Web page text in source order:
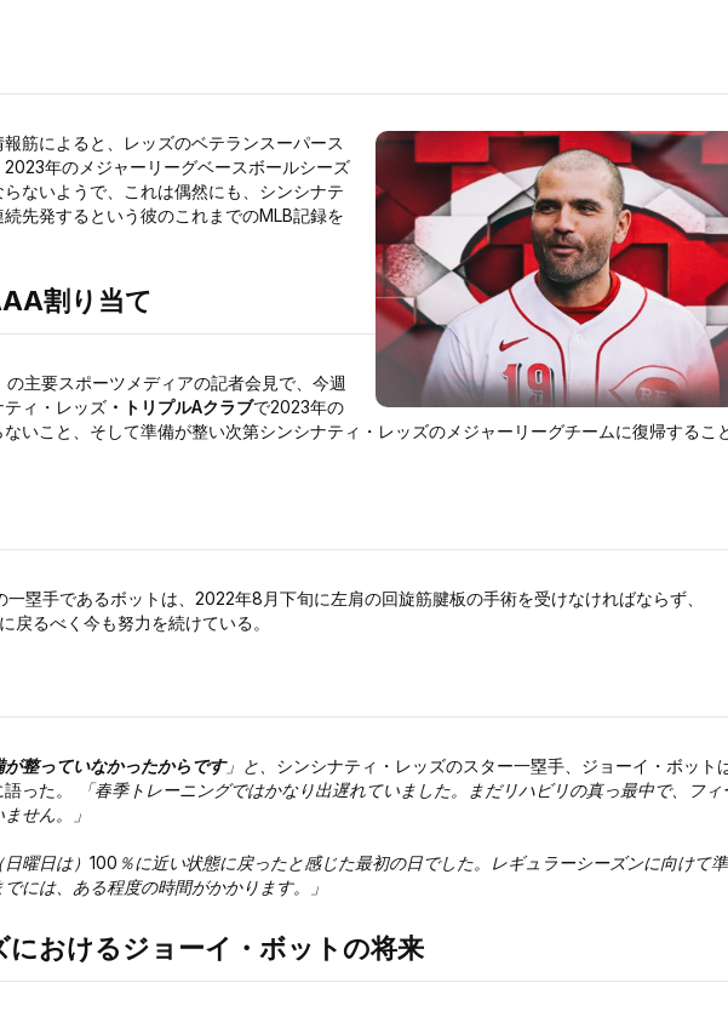
筋によると、レッズのベテランスーパース
2023年のメジャーリーグベースボールシーズ
ないようで、これは偶然にも、シンシナテ
先発するという彼のこれまでのMLB記録を
割り当て
主要スポーツメディアの記者会見で、今週
ィ・レッズ・トリプルAクラブで2023年の
いこと、そして準備が整い次第シンシナティ・レッズのメジャーリーグチームに復帰するこ
一塁手であるボットは、2022年8月下旬に左肩の回旋筋腱板の手術を受けなければならず、
戻るべく今も努力を続けている。
整っていなかったからです」と、 シンシナティ・レッズのスター一塁手、ジョーイ・ボット
った。
「春季トレーニングではかなり出遅れていました。まだリハビリの真っ最中で、フィ
せん。」
日曜日は）100％に近い状態に戻ったと感じた最初の日でした。レギュラーシーズンに向けて準
には、ある程度の時間がかかります。」
おけるジョーイ・ボットの将来